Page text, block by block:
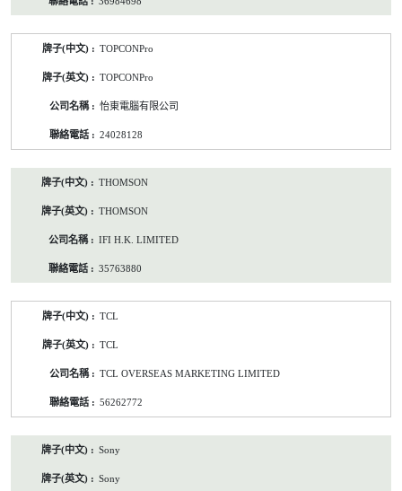
TOPCONPro
TOPCONPro
怡東電腦有限公司
24028128
THOMSON
THOMSON
IFI H.K. LIMITED
35763880
TCL
TCL
TCL OVERSEAS MARKETING LIMITED
56262772
Sony
Sony